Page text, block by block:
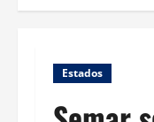
Estados